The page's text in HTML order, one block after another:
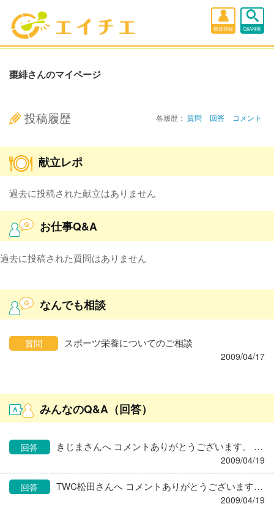
新規登録 Q&A検索
棗緋さんのマイページ
投稿履歴 各履歴： 質問 回答 コメント
献立レポ
過去に投稿された献立はありません
お仕事Q&A
過去に投稿された質問はありません
なんでも相談
質問 スポーツ栄養についてのご相談
2009/04/17
みんなのQ&A（回答）
回答 きじまさんへ コメントありがとうございます。 本当になかなかない機会だと思います。これで多少なりとも力になれれば自分の自信にもつながるでしょうし、思い切ってトライしてみます。 そうですよね、ガチガチに構えて考えるのではなく簡単にできるところから伝えてみます。 友人ですし、こうしてみたらいいと思うよって気軽に言える立場なので。 人の役に立ちたい、立てたらいいと思ってこの職種を選んだので、自分も勉強させてもらう前提でわたしも挑戦してみます！ アドバイスありがとうございました。
2009/04/19
回答 TWC松田さんへ コメントありがとうございます。 将来、食育に携わりたいと考えているのでとても興味・関心が強い相談でした。 わからないなりにも、４年間やってきたことが彼の役に立ちつなら協力したいですし、実際TWC松田さんのおっしゃるとおり、こうしたら一歩でも近づけるのではと感じたからこそあの文章を書いたのだと思います。 あくまで、「ひとつの意見として」聞いてもらうところから始めてみようという気持ちになりました。 確かに、全く知らない人間にあれこれ言われるよりは、すんなり受け止めてくれるかもしれませんね。 「このくらいはわかっているだろう」という考えは捨てて、話をしながら伝えられることを精一杯やってみようと思います。 ありがとうございました！
2009/04/19